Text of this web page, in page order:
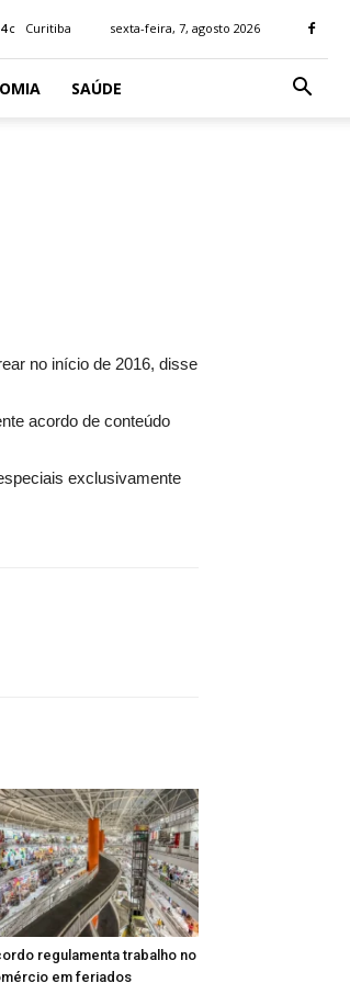
C Curitiba sexta-feira, 7, agosto 2026
SAÚDE
no início de 2016, disse
acordo de conteúdo
exclusivamente
regulamenta trabalho no
em feriados